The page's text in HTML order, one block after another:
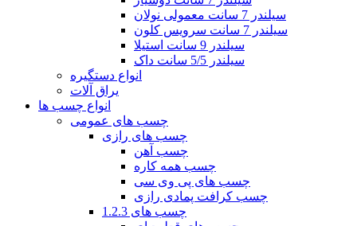
سیلندر 7 سانت معمولی نولان
سیلندر 7 سانت سرویس کلون
سیلندر 9 سانت استیلا
سیلندر 5/5 سانت داک
انواع دستگیره
یراق آلات
انواع چسب ها
چسب های عمومی
چسب های رازی
چسب آهن
چسب همه کاره
چسب های پی وی سی
چسب کرافت پمادی رازی
چسب های 1.2.3